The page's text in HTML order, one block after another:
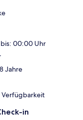
00:00 Uhr
Jahre
in